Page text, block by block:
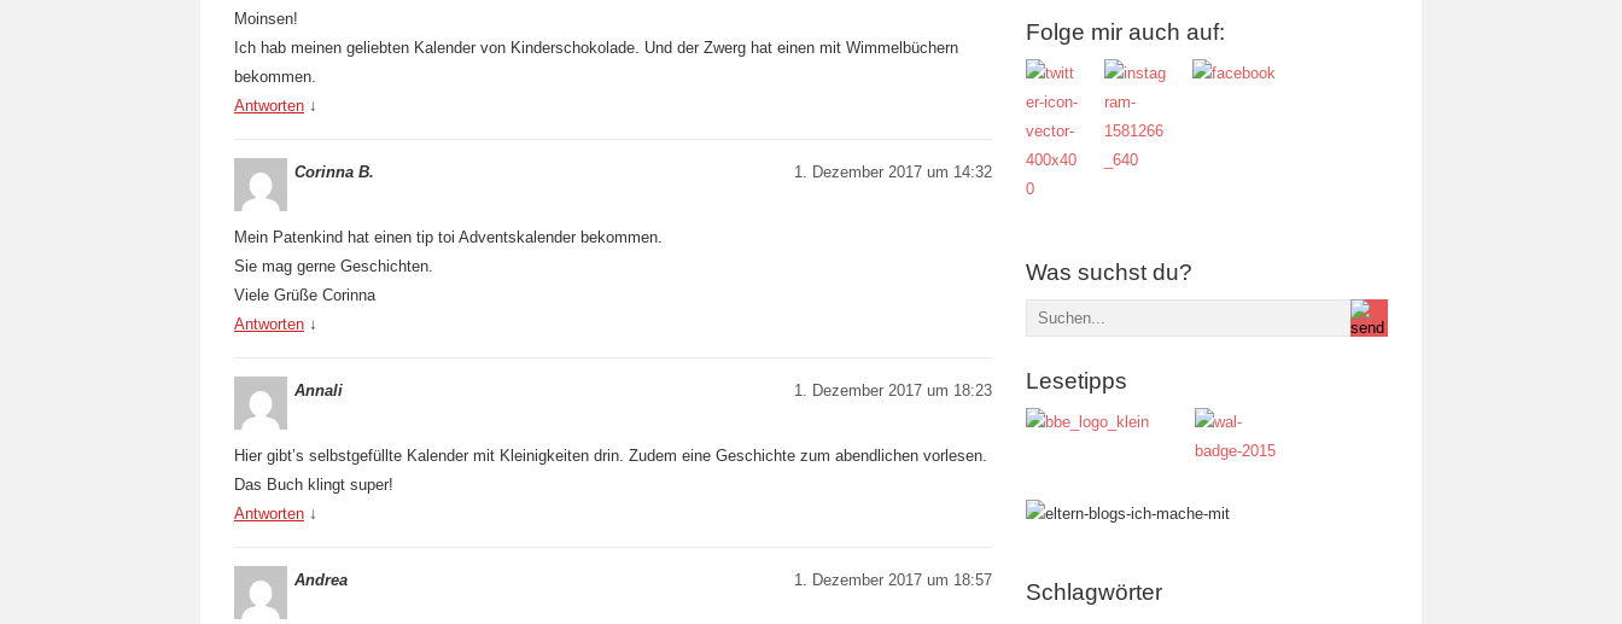
Moinsen!
Ich hab meinen geliebten Kalender von Kinderschokolade. Und der Zwerg hat einen mit Wimmelbüchern
bekommen.
Antworten ↓
Corinna B. 1. Dezember 2017 um 14:32
Mein Patenkind hat einen tip toi Adventskalender bekommen.
Sie mag gerne Geschichten.
Viele Grüße Corinna
Antworten ↓
Annali 1. Dezember 2017 um 18:23
Hier gibt’s selbstgefüllte Kalender mit Kleinigkeiten drin. Zudem eine Geschichte zum abendlichen vorlesen.
Das Buch klingt super!
Antworten ↓
Andrea 1. Dezember 2017 um 18:57
Folge mir auch auf:
Was suchst du?
Lesetipps
Schlagwörter